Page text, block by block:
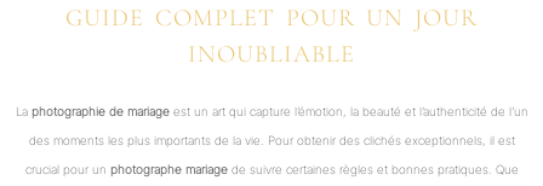
GUIDE COMPLET POUR UN JOUR
INOUBLIABLE
La photographie de mariageest un art qui capture l’émotion, la beauté et l’authenticité de l’un
des moments les plus importants de la vie. Pour obtenir des clichés exceptionnels, il est
crucial pour un photographe mariagede suivre certaines règles et bonnes pratiques. Que